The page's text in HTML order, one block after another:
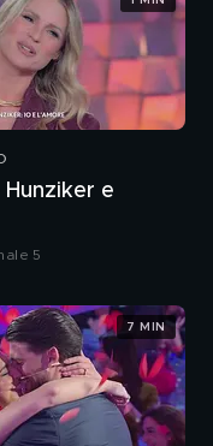
Hunziker e
5
7 MIN